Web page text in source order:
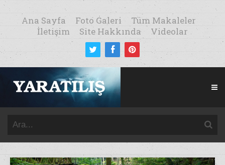
Ana Sayfa Foto Galeri
Tüm Makaleler
İletişim
Site Hakkında Videolar